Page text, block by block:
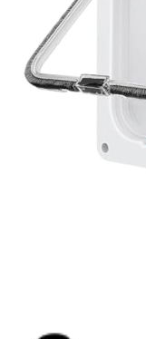
Installation Simple
Grâce aux instructions
chatière sur portes,
pour une liberté
Qualité et Durabilité
Fabriquée en